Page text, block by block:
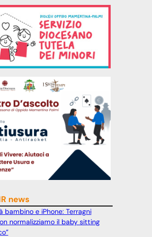
news
bambino e iPhone: Terragni
normalizziamo il baby sitting